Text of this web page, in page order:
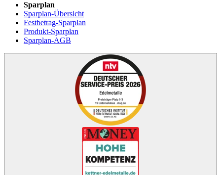
Sparplan
Sparplan-Übersicht
Festbetrag-Sparplan
Produkt-Sparplan
Sparplan-AGB